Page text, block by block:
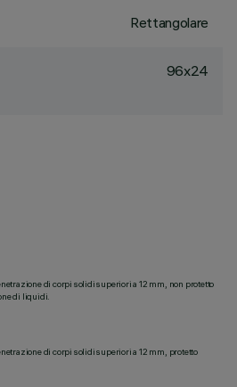
Rettangolare
96x24
di corpi solidi superiori a 12 mm, non protetto
di liquidi.
di corpi solidi superiori a 12 mm, protetto